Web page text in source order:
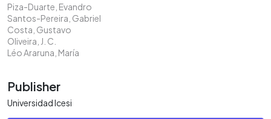
Piza-Duarte, Evandro
Santos-Pereira, Gabriel
Costa, Gustavo
Oliveira, J. C.
Léo Araruna, María
Publisher
Universidad Icesi